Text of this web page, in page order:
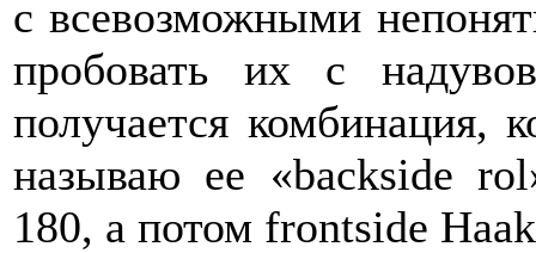
с всевозможными
пробовать их с
получается комбинация,
называю ее «backside
180, а потом frontside